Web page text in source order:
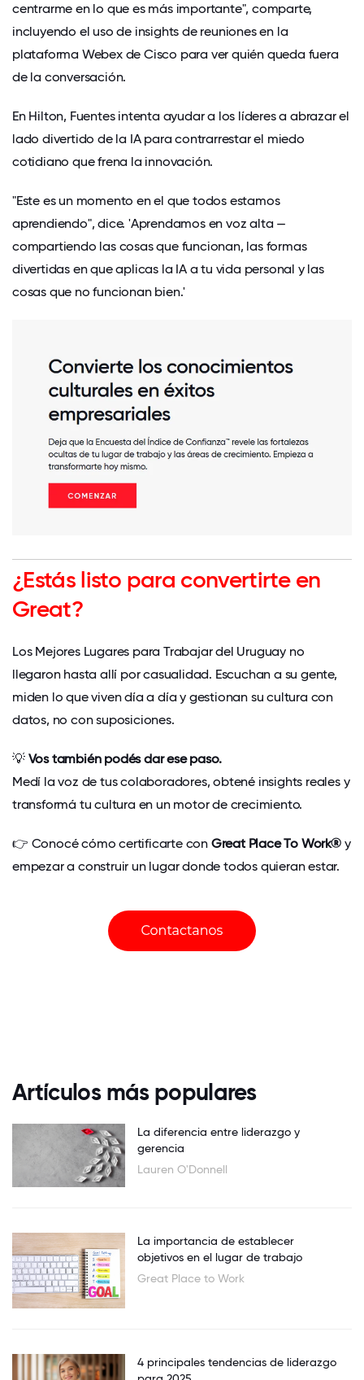
centrarme en lo que es más importante", comparte,
incluyendo el uso de insights de reuniones en la
plataforma Webex de Cisco para ver quién queda fuera
de la conversación.
En Hilton, Fuentes intenta ayudar a los líderes a abrazar el
lado divertido de la IA para contrarrestar el miedo
cotidiano que frena la innovación.
"Este es un momento en el que todos estamos
aprendiendo", dice. 'Aprendamos en voz alta —
compartiendo las cosas que funcionan, las formas
divertidas en que aplicas la IA a tu vida personal y las
cosas que no funcionan bien.'
¿Estás listo para convertirte en
Great?
Los Mejores Lugares para Trabajar del Uruguay no
llegaron hasta allí por casualidad. Escuchan a su gente,
miden lo que viven día a día y gestionan su cultura con
datos, no con suposiciones.
💡 Vos también podés dar ese paso.
Medí la voz de tus colaboradores, obtené insights reales y
transformá tu cultura en un motor de crecimiento.
👉 Conocé cómo certificarte con Great Place To Work®y
empezar a construir un lugar donde todos quieran estar.
Artículos más populares
La diferencia entre liderazgo y
gerencia
Lauren O'Donnell
La importancia de establecer
objetivos en el lugar de trabajo
Great Place to Work
4 principales tendencias de liderazgo